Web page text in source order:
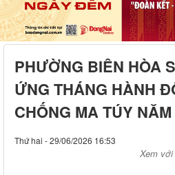
PHƯỜNG BIÊN HÒA
ỨNG THÁNG HÀNH
CHỐNG MA TÚY
Thứ hai - 29/06/2026 16:53
Xem